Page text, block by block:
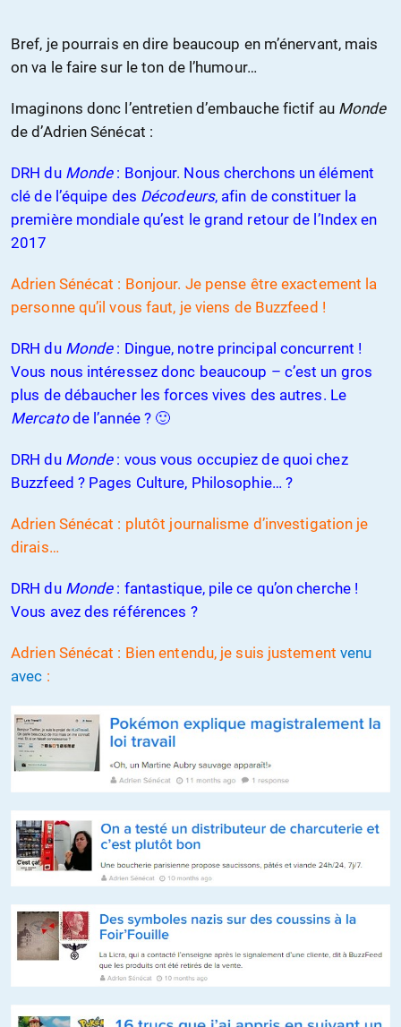
Bref, je pourrais en dire beaucoup en m’énervant, mais
on va le faire sur le ton de l’humour…
Imaginons donc l’entretien d’embauche fictif au Monde
de d’Adrien Sénécat :
DRH du Monde: Bonjour. Nous cherchons un élément
clé de l’équipe des Décodeurs, afin de constituer la
première mondiale qu’est le grand retour de l’Index en
2017
Adrien Sénécat : Bonjour. Je pense être exactement la
personne qu’il vous faut, je viens de Buzzfeed !
DRH du Monde: Dingue, notre principal concurrent !
Vous nous intéressez donc beaucoup – c’est un gros
plus de débaucher les forces vives des autres. Le
Mercatode l’année ? 🙂
DRH du Monde: vous vous occupiez de quoi chez
Buzzfeed ? Pages Culture, Philosophie… ?
Adrien Sénécat : plutôt journalisme d’investigation je
dirais…
DRH du Monde: fantastique, pile ce qu’on cherche !
Vous avez des références ?
Adrien Sénécat : Bien entendu, je suis justement venu
avec :